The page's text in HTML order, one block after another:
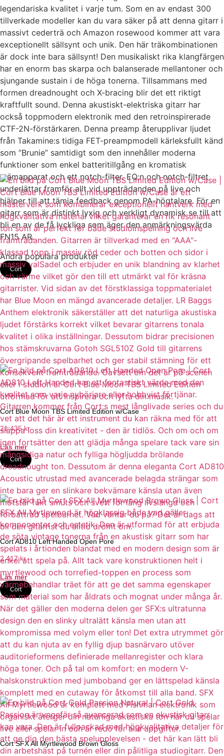
legendariska kvalitet i varje tum. Som en av endast 300
tillverkade modeller kan du vara säker på att denna gitarr i
massivt cederträ och Amazon rosewood kommer att vara
exceptionellt sällsynt och unik. Den här träkombinationen
är dock inte bara sällsynt! Den musikaliskt rika klangfärgen
har en enorm bas skarpa och balanserade mellantoner och
sjungande sustain i de höga tonerna. Tillsammans med
formen dreadnought och X-bracing blir det ett riktigt
kraftfullt sound. Denna akustiskt-elektriska gitarr har
också toppmodern elektronik med den retroinspirerade
CTF-2N-förstärkaren. Denna preamp återupplivar ljudet
från Takamine:s tidiga FET-preampmodell kärleksfullt känd
som ”Brunie” samtidigt som den innehåller moderna
funktioner som enkel batteritillgång en kromatisk
stämapparat och ett notch-filter. EQ:n och notch-filtret
underlättar framför allt vid uppträdanden på live och
hjälper till att tämja feedback genom PA-högtalare. För en
gitarr som är distinkt lyxig och verkligt dynamisk se till att
bli en av de få lyckliga som äger den anmärkningsvärda
FN15 AR.
Andra populära produkter
Cort
Cort Blue Moon TBS Limited Edition w/Case
21 435kr
Läs mer
Cort
Cort AD810 Left Handed Open Pore
2 417kr
Läs mer
Cort
Cort SFX All Myrtlewood Brown Gloss